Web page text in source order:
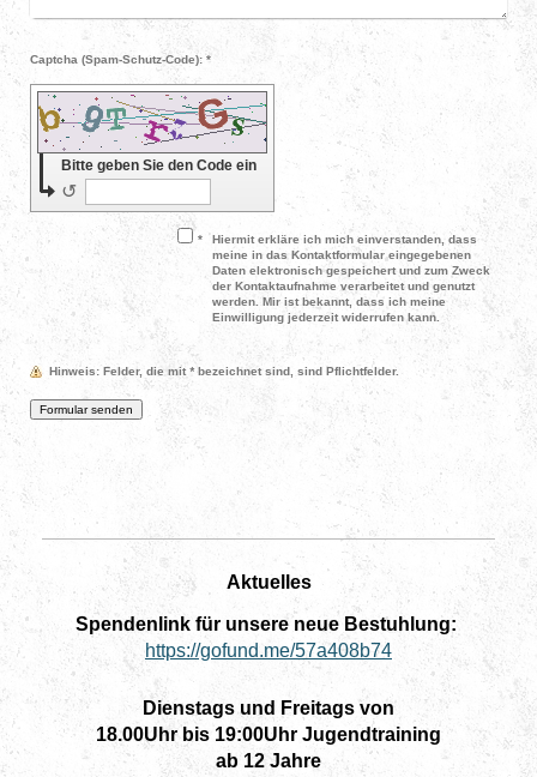
Captcha (Spam-Schutz-Code): *
Bitte geben Sie den Code ein
↺
*
Hiermit erkläre ich mich einverstanden, dass
meine in das Kontaktformular eingegebenen
Daten elektronisch gespeichert und zum Zweck
der Kontaktaufnahme verarbeitet und genutzt
werden. Mir ist bekannt, dass ich meine
Einwilligung jederzeit widerrufen kann.
Hinweis : Felder, die mit*bezeichnet sind, sind Pflichtfelder.
Aktuelles
Spendenlink für unsere neue Bestuhlung:
https://gofund.me/57a408b74
Dienstags und Freitags von
18.00Uhr bis 19:00Uhr Jugendtraining
ab 12 Jahre